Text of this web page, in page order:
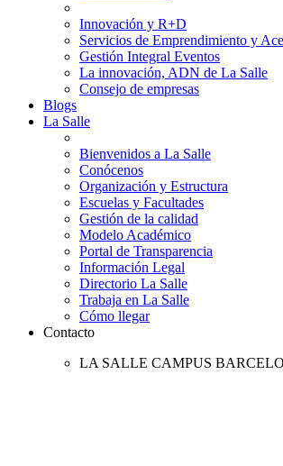
Innovación y R+D
Servicios de Emprendimiento y
Gestión Integral Eventos
La innovación, ADN de La Salle
Consejo de empresas
Blogs
La Salle
Bienvenidos a La Salle
Conócenos
Organización y Estructura
Escuelas y Facultades
Gestión de la calidad
Modelo Académico
Portal de Transparencia
Información Legal
Directorio La Salle
Trabaja en La Salle
Cómo llegar
Contacto
LA SALLE CAMPUS